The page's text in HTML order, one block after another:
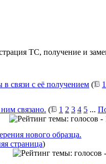
ТС, получение и
связи с её получением (
1
связано. ( 1 2 3 4 5 ...
нового образца.
страница)